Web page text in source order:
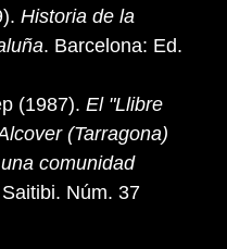
Historia de la
. Barcelona: Ed.
(1987). El "Llibre
(Tarragona)
comunidad
Núm. 37